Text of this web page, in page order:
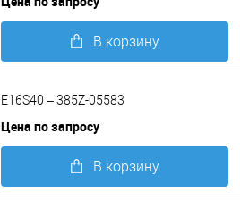
В корзину
E16S40 – 385Z-05583
Цена по запросу
В корзину